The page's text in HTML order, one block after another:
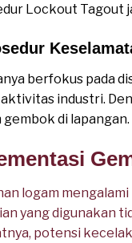
Lockout Tagout
berfokus pada
industri.
di lapangan.
logam
yang digunakan
potensi